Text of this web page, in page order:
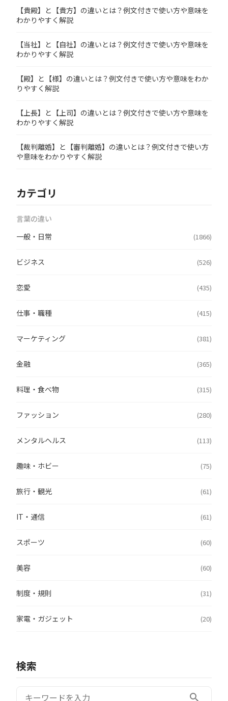
【貴殿】と【貴方】の違いとは？例文付きで使い方や意味を
わかりやすく解説
【当社】と【自社】の違いとは？例文付きで使い方や意味を
わかりやすく解説
【殿】と【様】の違いとは？例文付きで使い方や意味をわか
りやすく解説
【上長】と【上司】の違いとは？例文付きで使い方や意味を
わかりやすく解説
【裁判離婚】と【審判離婚】の違いとは？例文付きで使い方
や意味をわかりやすく解説
カテゴリ
言葉の違い
一般・日常
(1866)
ビジネス (526)
恋愛 (435)
仕事・職種 (415)
マーケティング (381)
金融 (365)
料理・食べ物 (315)
ファッション (280)
メンタルヘルス (113)
趣味・ホビー (75)
旅行・観光 (61)
IT・通信 (61)
スポーツ (60)
美容 (60)
制度・規則 (31)
家電・ガジェット (20)
検索
検索: search